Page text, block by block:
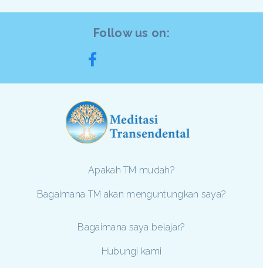
Follow us on:
Apakah TM mudah?
Bagaimana TM akan menguntungkan saya?
Bagaimana saya belajar?
Hubungi kami